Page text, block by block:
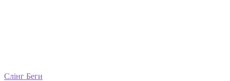
Слінг Беги